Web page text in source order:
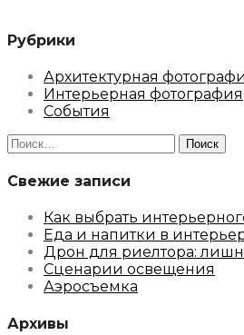
Рубрики
Архитектурная
Интерьерная фотография
События
Найти:
Свежие записи
Как выбрать
Еда и напитки в
Дрон для риелтора:
Сценарии освещения
Аэросъемка
Архивы